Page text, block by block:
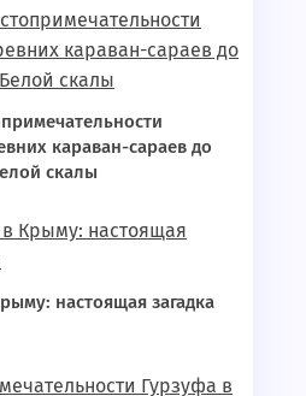
караван-сараев до
скалы
настоящая загадка